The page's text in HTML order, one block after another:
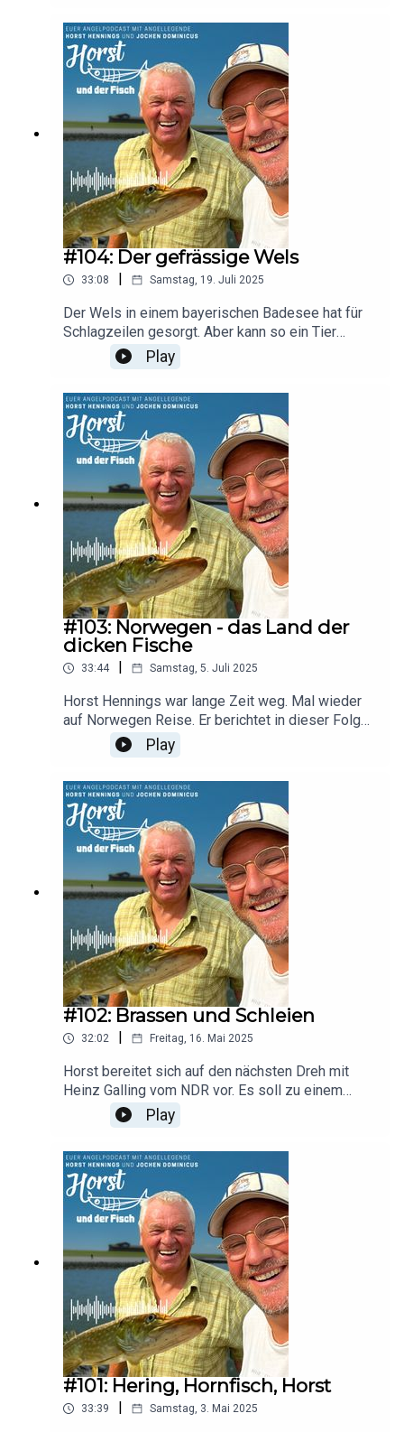
#104: Der gefrässige Wels
33:08 | Samstag, 19. Juli 2025
Der Wels in einem bayerischen Badesee hat für
Schlagzeilen gesorgt. Aber kann so ein Tier
überhaupt richtig gefährlich werden? Horst hat da
so seine Ansichten. Wir sprechen ausserdem
über Makrelen, Petermännchen und veraten, ob
man mit Käse Fische fangen kann.
Play
#103: Norwegen - das Land der
dicken Fische
33:44 Samstag, 5. Juli 2025
Horst Hennings war lange Zeit weg. Mal wieder
auf Norwegen Reise. Er berichtet in dieser Folge
über Walsichtungen, dicke Bisse, schöne
Landschaft und trauimhaftes
Bootsfahren.Walsichtungen: Warum dicke
Walfische plötzlich vor dem Bug
auftauchtenDicke Fänge: Horsts Dorsche & wie
du ähnliche Spots findestTraumhafte Landschaft:
Fjorde und Mitternachtssonne Bootsfahr-Know-
how: Strömungen lesen, Wetterfenster nutzen,
sicher ankernTop-Equipment-Tipps: Welche
Montage, welche Schnur?
Play
#102: Brassen und Schleien
32:02 Freitag, 16. Mai 2025
Horst bereitet sich auf den nächsten Dreh mit
Heinz Galling vom NDR vor. Es soll zu einem
Waldsee gehen. Heute aber erklärt er Jochen
ersteinmal, mit welchem Fisch man in einem
Fliuss hier im Norden rechnen kann, und vor allem,
wie man den fängt.
Play
#101: Hering, Hornfisch, Horst
33:39 Samstag, 3. Mai 2025